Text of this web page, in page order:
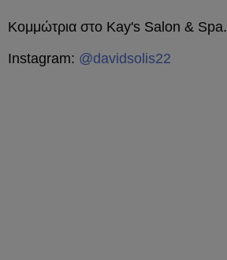
Κομμώτρια στο Kay's Salon & Spa.
Instagram: @davidsolis22